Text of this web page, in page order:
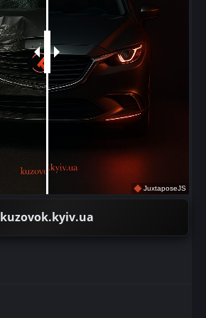
JuxtaposeJS
kuzovok.kyiv.ua